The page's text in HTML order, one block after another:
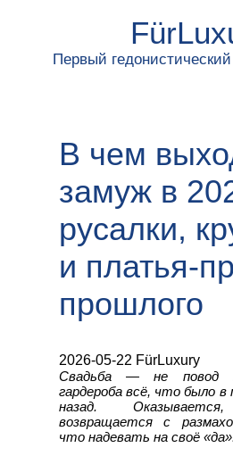
Первый
В чем
замуж в
русалки,
и платья-
прошлого
2026-05-22 FürLuxury
Свадьба — не повод
гардероба всё, что было
назад.
возвращается с
что надевать на своё